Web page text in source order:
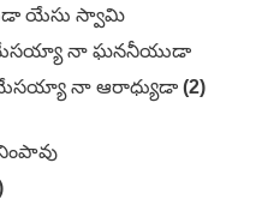
యేసు స్వామి
యేసయ్యా నా ఘననీయుడా
నా ఆరాధ్యుడా (2)